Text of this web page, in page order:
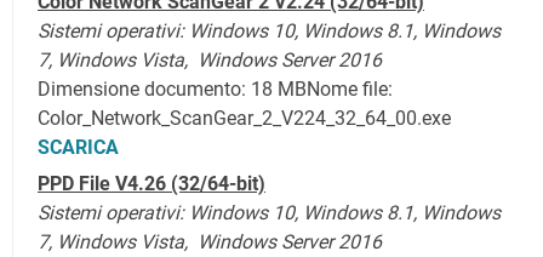
Sistemi operativi: Windows 10, Windows 8.1, Windows
7, Windows Vista, Windows Server 2016
Dimensione documento: 18 MBNome file:
Color_Network_ScanGear_2_V224_32_64_00.exe
SCARICA
PPD File V4.26 (32/64-bit)
Sistemi operativi: Windows 10, Windows 8.1, Windows
7, Windows Vista, Windows Server 2016